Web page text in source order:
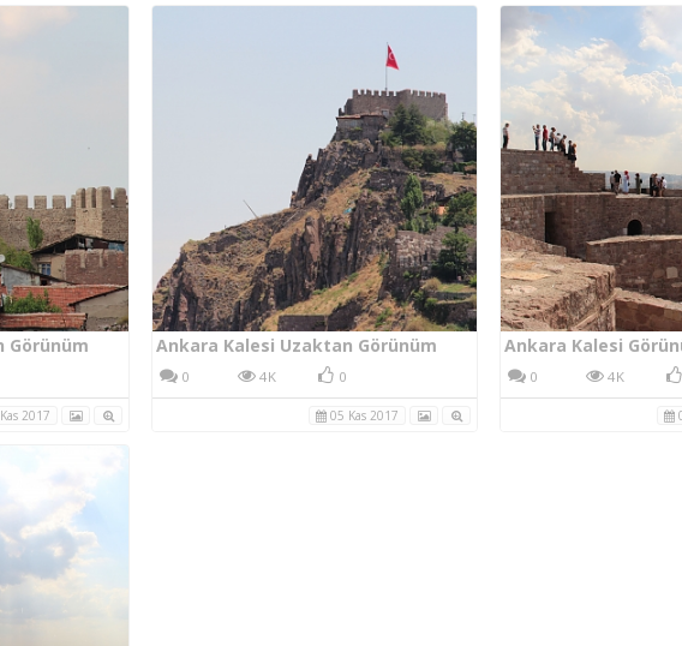
Görünüm
2017
Ankara Kalesi Uzaktan Görünüm
0 4K 0
05 Kas 2017
Ankara Kalesi
0 4K